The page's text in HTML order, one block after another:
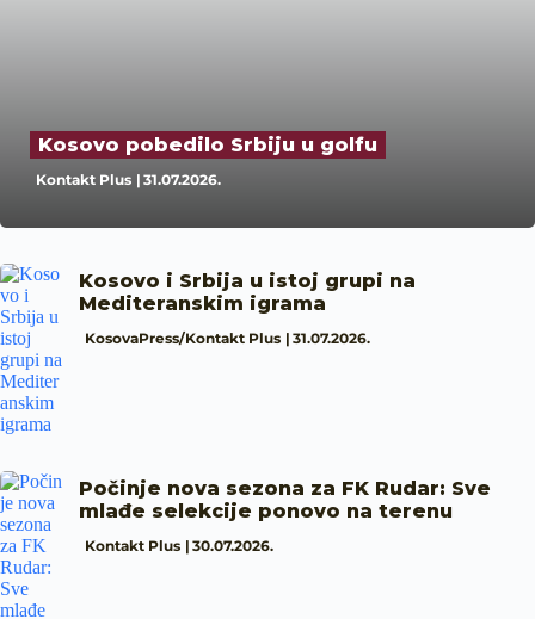
Kosovo pobedilo Srbiju u golfu
Kontakt Plus 31.07.2026.
Kosovo i Srbija u istoj grupi na
Mediteranskim igrama
KosovaPress/Kontakt Plus 31.07.2026.
Počinje nova sezona za FK Rudar: Sve
mlađe selekcije ponovo na terenu
Kontakt Plus 30.07.2026.